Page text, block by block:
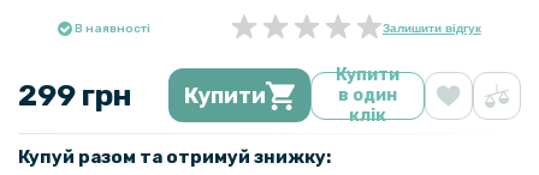
В наявності Залишити відгук
299 грн Купити
Купити
в один
клік
Купуй разом та отримуй знижку: